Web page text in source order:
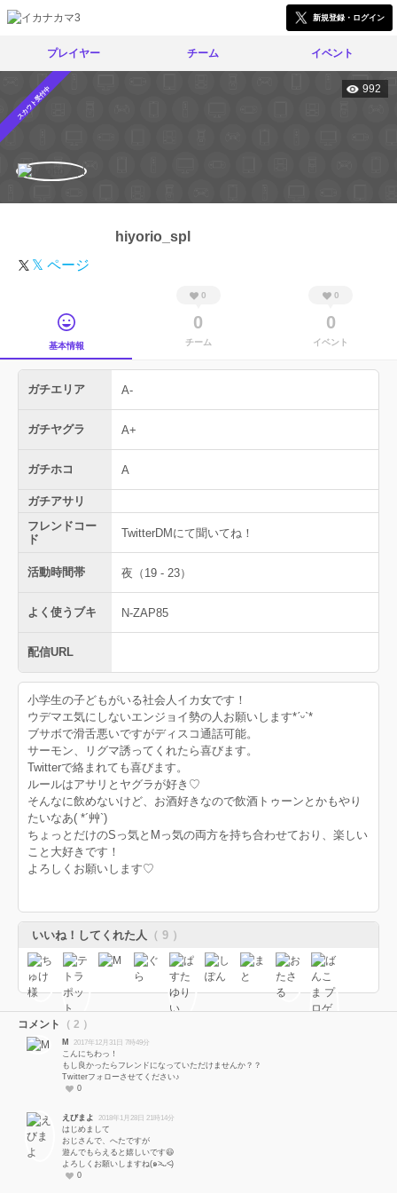
新規登録・ログイン
プレイヤー チーム イベント
スカウト受付中 992
hiyorio_spl
𝕏 ページ
基本情報
0
0
チーム
0
0
イベント
ガチエリア A-
ガチヤグラ A+
ガチホコ A
ガチアサリ
フレンドコー
ド
TwitterDMにて聞いてね！
活動時間帯 夜（19 - 23）
よく使うブキ N-ZAP85
配信URL
小学生の子どもがいる社会人イカ女です！
ウデマエ気にしないエンジョイ勢の人お願いします*ˊᵕˋ*
ブサボで滑舌悪いですがディスコ通話可能。
サーモン、リグマ誘ってくれたら喜びます。
Twitterで絡まれても喜びます。
ルールはアサリとヤグラが好き♡
そんなに飲めないけど、お酒好きなので飲酒トゥーンとかもやり
たいなあ( *´艸`)
ちょっとだけのSっ気とMっ気の両方を持ち合わせており、楽しい
こと大好きです！
よろしくお願いします♡
いいね！してくれた人 （ 9 ）
コメント （ 2 ）
M 2017年12月31日 7時49分
こんにちわっ！
もし良かったらフレンドになっていただけませんか？？
Twitterフォローさせてください♪
0
えびまよ 2018年1月28日 21時14分
はじめまして
おじさんで、へたですが
遊んでもらえると嬉しいです😃
よろしくお願いしますね(๑˃̵ᴗ˂̵)
0